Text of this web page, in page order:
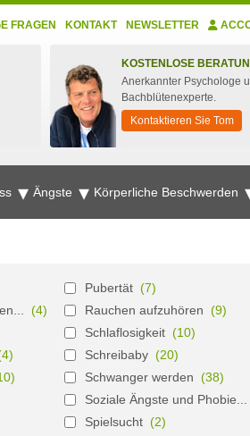
FRAGEN KONTAKT NEWSLETTER
KOSTENLOSE
Anerkannter Psychologe
Bachblütenexperte.
Kontaktieren Sie Tom
Ängste Körperliche Beschwerden
(4)
Pubertät (7)
Rauchen aufzuhören (9)
Schlaflosigkeit (10)
Schreibaby (20)
Schwanger werden (38)
Soziale Ängste und Phobie...
Spielsucht (2)